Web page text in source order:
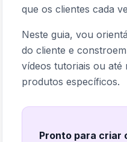
que os clientes cada
Neste guia, vou
do cliente e
vídeos tutoriais ou até
produtos específicos.
Pronto para criar